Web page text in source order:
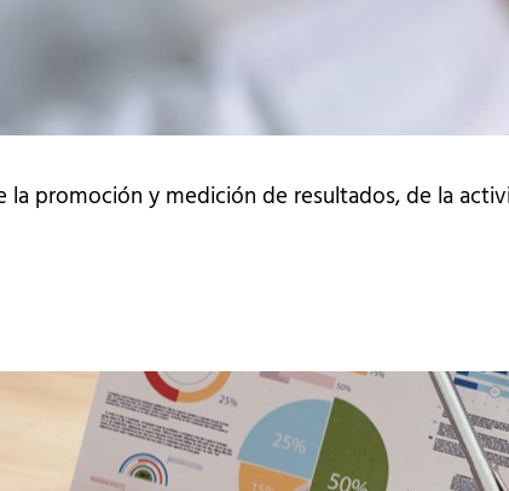
la promoción y medición de resultados, de la